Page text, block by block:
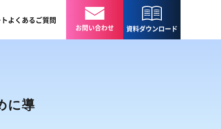
よくあるご質問
お問い合わせ 資料ダウンロード
に導